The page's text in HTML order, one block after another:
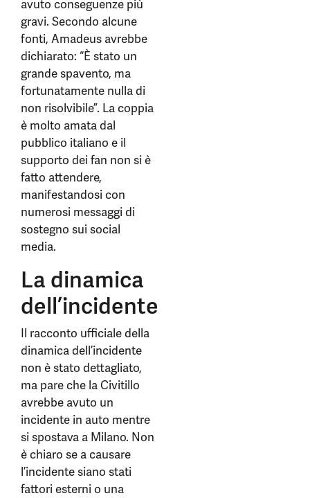
avuto conseguenze più
gravi. Secondo alcune
fonti, Amadeus avrebbe
dichiarato: “È stato un
grande spavento, ma
fortunatamente nulla di
non risolvibile”. La coppia
è molto amata dal
pubblico italiano e il
supporto dei fan non si è
fatto attendere,
manifestandosi con
numerosi messaggi di
sostegno sui social
media.
La dinamica
dell’incidente
Il racconto ufficiale della
dinamica dell’incidente
non è stato dettagliato,
ma pare che la Civitillo
avrebbe avuto un
incidente in auto mentre
si spostava a Milano. Non
è chiaro se a causare
l’incidente siano stati
fattori esterni o una